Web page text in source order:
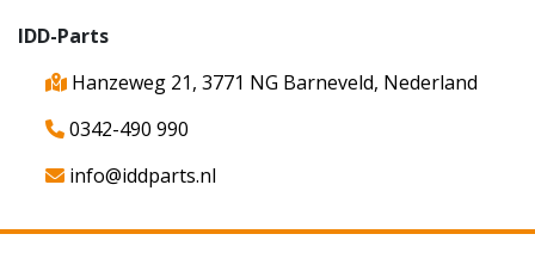
IDD-Parts
Hanzeweg 21, 3771 NG Barneveld, Nederland
0342-490 990
info@iddparts.nl